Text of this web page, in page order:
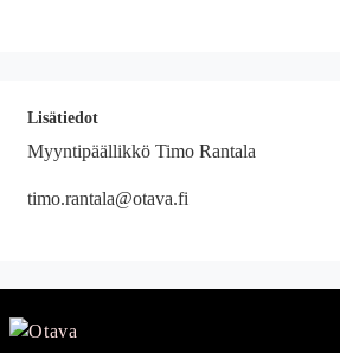
Lisätiedot
Myyntipäällikkö Timo Rantala
timo.rantala@otava.fi